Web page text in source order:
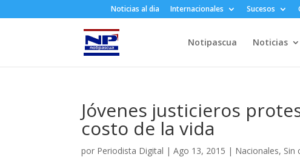
Noticias al dia Internacionales Sucesos
Notipascua Noticias
Jóvenes justicieros
costo de la vida
por Periodista Digital |Ago 13, 2015 | Nacionales, Sin